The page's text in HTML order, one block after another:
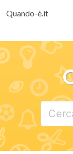
Quando-è.it